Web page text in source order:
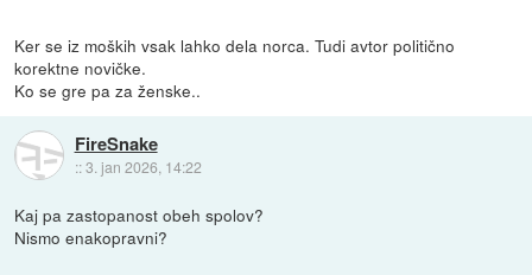
Ker se iz moških vsak lahko dela norca. Tudi avtor politično
korektne novičke.
Ko se gre pa za ženske..
FireSnake
::3. jan 2026, 14:22
Kaj pa zastopanost obeh spolov?
Nismo enakopravni?